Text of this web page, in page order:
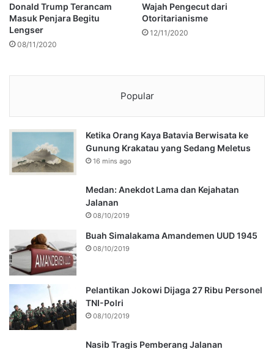
Donald Trump Terancam
Masuk Penjara Begitu
Lengser
08/11/2020
Wajah Pengecut dari
Otoritarianisme
12/11/2020
Popular
Ketika Orang Kaya Batavia Berwisata ke
Gunung Krakatau yang Sedang Meletus
16 mins ago
Medan: Anekdot Lama dan Kejahatan
Jalanan
08/10/2019
Buah Simalakama Amandemen UUD 1945
08/10/2019
Pelantikan Jokowi Dijaga 27 Ribu Personel
TNI-Polri
08/10/2019
Nasib Tragis Pemberang Jalanan